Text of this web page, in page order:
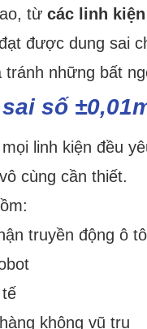
từ các linh
được dung sai
những bất
số
linh kiện đều
cùng cần thiết.
truyền động ô tô
không vũ trụ